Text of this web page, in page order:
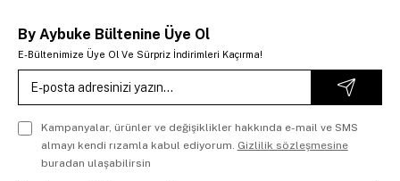
By Aybuke Bültenine Üye Ol
E-Bültenimize Üye Ol Ve Sürpriz İndirimleri Kaçırma!
Kampanyalar, ürünler ve değişiklikler hakkında e-mail ve SMS
almayı kendi rızamla kabul ediyorum. Gizlilik sözleşmesine
buradan ulaşabilirsin